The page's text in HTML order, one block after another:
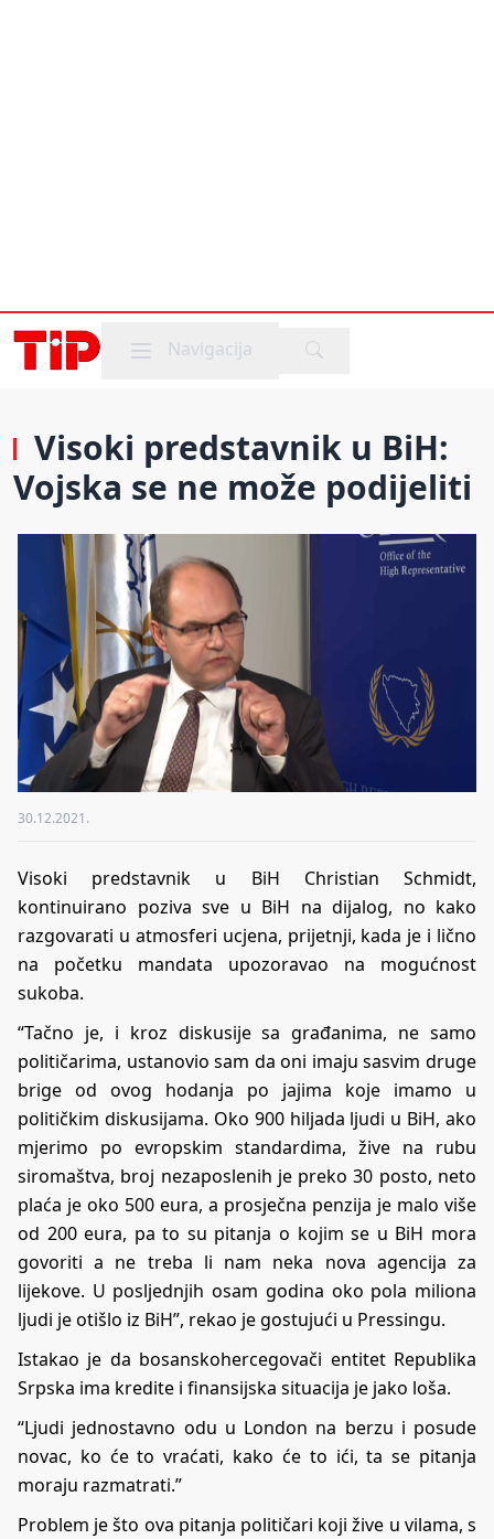
Mobile menu
Navigacija
Visoki predstavnik u BiH:
Vojska se ne može podijeliti
30.12.2021.
Visoki predstavnik u BiH Christian Schmidt,
kontinuirano poziva sve u BiH na dijalog, no kako
razgovarati u atmosferi ucjena, prijetnji, kada je i lično
na početku mandata upozoravao na mogućnost
sukoba.
“Tačno je, i kroz diskusije sa građanima, ne samo
političarima, ustanovio sam da oni imaju sasvim druge
brige od ovog hodanja po jajima koje imamo u
političkim diskusijama. Oko 900 hiljada ljudi u BiH, ako
mjerimo po evropskim standardima, žive na rubu
siromaštva, broj nezaposlenih je preko 30 posto, neto
plaća je oko 500 eura, a prosječna penzija je malo više
od 200 eura, pa to su pitanja o kojim se u BiH mora
govoriti a ne treba li nam neka nova agencija za
lijekove. U posljednjih osam godina oko pola miliona
ljudi je otišlo iz BiH”, rekao je gostujući u Pressingu.
Istakao je da bosanskohercegovači entitet Republika
Srpska ima kredite i finansijska situacija je jako loša.
“Ljudi jednostavno odu u London na berzu i posude
novac, ko će to vraćati, kako će to ići, ta se pitanja
moraju razmatrati.”
Problem je što ova pitanja političari koji žive u vilama, s